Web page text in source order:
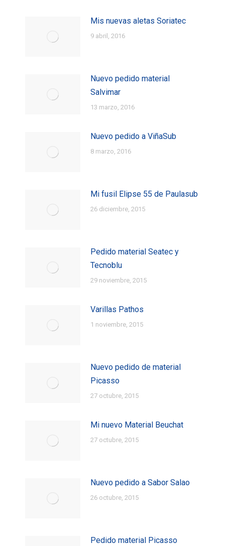
Mis nuevas aletas Soriatec
9 abril, 2016
Nuevo pedido material
Salvimar
13 marzo, 2016
Nuevo pedido a ViñaSub
8 marzo, 2016
Mi fusil Elipse 55 de Paulasub
26 diciembre, 2015
Pedido material Seatec y
Tecnoblu
29 noviembre, 2015
Varillas Pathos
1 noviembre, 2015
Nuevo pedido de material
Picasso
27 octubre, 2015
Mi nuevo Material Beuchat
27 octubre, 2015
Nuevo pedido a Sabor Salao
26 octubre, 2015
Pedido material Picasso